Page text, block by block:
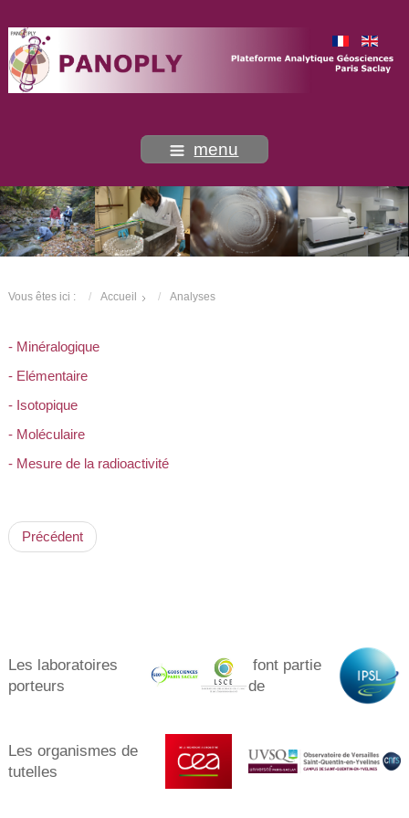
menu
Vous êtes ici : Accueil Analyses
- Minéralogique
- Elémentaire
- Isotopique
- Moléculaire
- Mesure de la radioactivité
Précédent
Les laboratoires
porteurs​
font partie
de
Les organismes de
tutelles